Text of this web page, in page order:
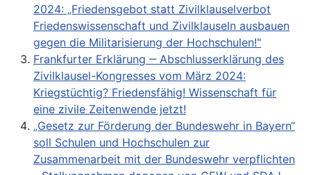
2024: „Friedensgebot statt Zivilklauselverbot
Friedenswissenschaft und Zivilklauseln ausbauen
gegen die Militarisierung der Hochschulen!"
Frankfurter Erklärung ‒ Abschlusserklärung des
Zivilklausel-Kongresses vom März 2024:
Kriegstüchtig? Friedensfähig! Wissenschaft für
eine zivile Zeitenwende jetzt!
„Gesetz zur Förderung der Bundeswehr in Bayern“
soll Schulen und Hochschulen zur
Zusammenarbeit mit der Bundeswehr verpflichten